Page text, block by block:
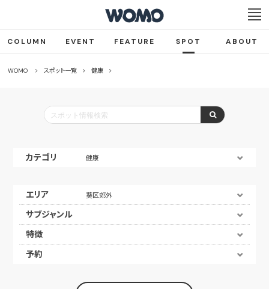
COLUMN EVENT FEATURE SPOT ABOUT
WOMO スポット一覧 健康
カテゴリ 健康
エリア 葵区郊外
サブジャンル
特徴
予約